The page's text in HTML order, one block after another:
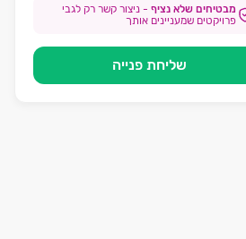
מבטיחים שלא נציף - ניצור קשר רק לגבי
פרויקטים שמעניינים אותך
שליחת פנייה